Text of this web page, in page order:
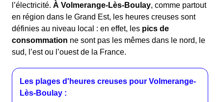
l’électricité. À Volmerange-Lès-Boulay, comme partout
en région dans le Grand Est, les heures creuses sont
définies au niveau local : en effet, les pics de
consommation ne sont pas les mêmes dans le nord, le
sud, l’est ou l’ouest de la France.
Les plages d'heures creuses pour Volmerange-
Lès-Boulay :